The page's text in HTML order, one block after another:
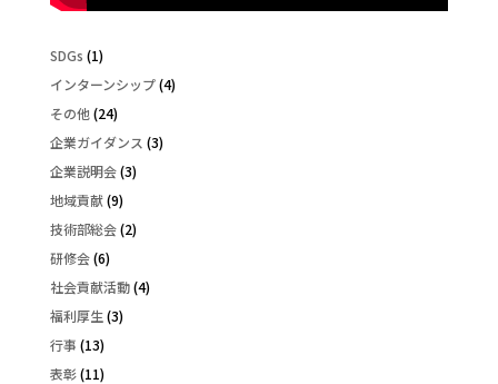
SDGs (1)
インターンシップ(4)
その他(24)
企業ガイダンス (3)
企業説明会(3)
地域貢献(9)
技術部総会(2)
研修会(6)
社会貢献活動(4)
福利厚生(3)
行事 (13)
表彰(11)